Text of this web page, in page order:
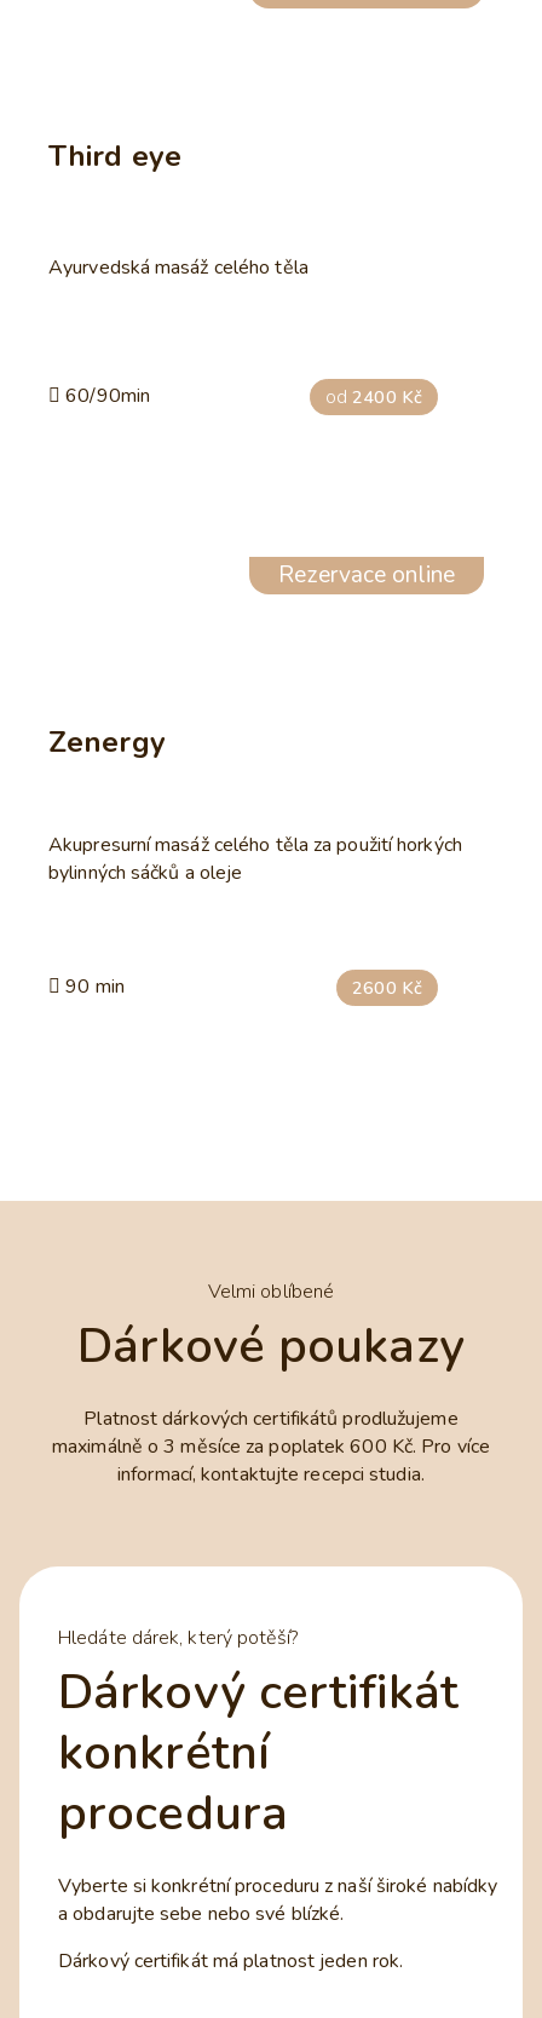
Third eye
Ayurvedská masáž celého těla
60/90min od 2400 Kč
Rezervace online
Zenergy
Akupresurní masáž celého těla za použití horkých
bylinných sáčků a oleje
90 min 2600 Kč
Velmi oblíbené
Dárkové poukazy
Platnost dárkových certifikátů prodlužujeme
maximálně o 3 měsíce za poplatek 600 Kč. Pro více
informací, kontaktujte recepci studia.
Hledáte dárek, který potěší?
Dárkový certifikát
konkrétní
procedura
Vyberte si konkrétní proceduru z naší široké nabídky
a obdarujte sebe nebo své blízké.
Dárkový certifikát má platnost jeden rok.